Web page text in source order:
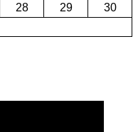
28 29
30